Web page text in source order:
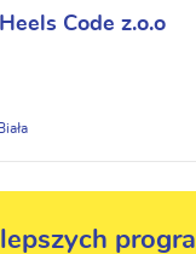
Code z.o.o